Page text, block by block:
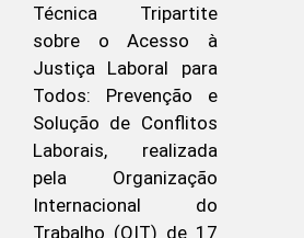
Técnica Tripartite
sobre o Acesso à
Justiça Laboral para
Todos: Prevenção e
Solução de Conflitos
Laborais, realizada
pela Organização
Internacional do
Trabalho (OIT) de 17